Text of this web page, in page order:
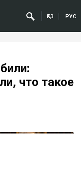
ҚАЗ РУС
что такое